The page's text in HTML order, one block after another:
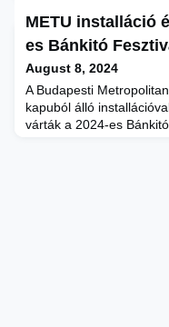
várják az érdeklődőket.
Fotográfia szak
METU installáció
es Bánkitó
August 8, 2024
A Budapesti
kapuból álló
várták a 2024-es